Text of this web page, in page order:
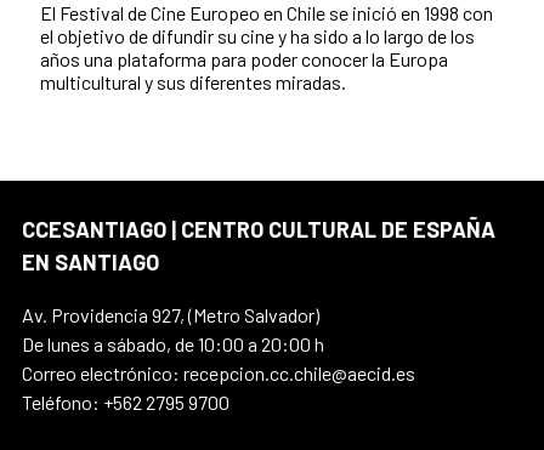
El Festival de Cine Europeo en Chile se inició en 1998 con
el objetivo de difundir su cine y ha sido a lo largo de los
años una plataforma para poder conocer la Europa
multicultural y sus diferentes miradas.
CCESANTIAGO | CENTRO CULTURAL DE ESPAÑA
EN SANTIAGO
Av. Providencia 927, (Metro Salvador)
De lunes a sábado, de 10:00 a 20:00 h
Correo electrónico: recepcion.cc.chile@aecid.es
Teléfono: +562 2795 9700